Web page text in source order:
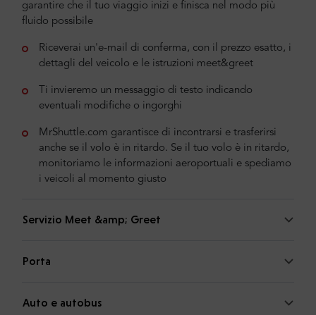
garantire che il tuo viaggio inizi e finisca nel modo più
fluido possibile
Riceverai un'e-mail di conferma, con il prezzo esatto, i
dettagli del veicolo e le istruzioni meet&greet
Ti invieremo un messaggio di testo indicando
eventuali modifiche o ingorghi
MrShuttle.com garantisce di incontrarsi e trasferirsi
anche se il volo è in ritardo. Se il tuo volo è in ritardo,
monitoriamo le informazioni aeroportuali e spediamo
i veicoli al momento giusto
Servizio Meet &amp; Greet
Porta
Auto e autobus